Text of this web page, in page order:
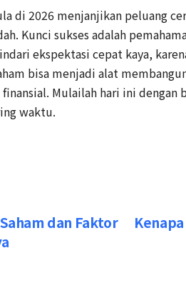
di 2026 menjanjikan peluang
Kunci sukses adalah
ekspektasi cepat kaya,
bisa menjadi alat
Mulailah hari ini
waktu.
dan Faktor